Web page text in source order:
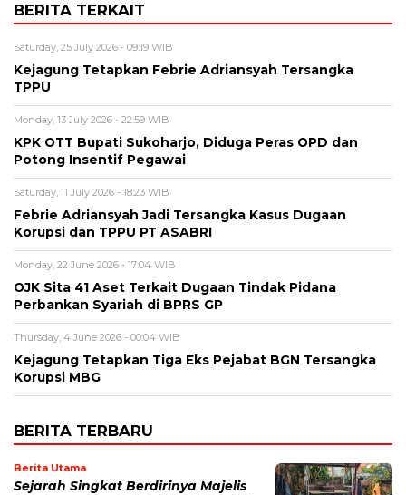
BERITA TERKAIT
Saturday, 25 July 2026 - 09:19 WIB
Kejagung Tetapkan Febrie Adriansyah Tersangka
TPPU
Monday, 13 July 2026 - 22:59 WIB
KPK OTT Bupati Sukoharjo, Diduga Peras OPD dan
Potong Insentif Pegawai
Saturday, 11 July 2026 - 18:23 WIB
Febrie Adriansyah Jadi Tersangka Kasus Dugaan
Korupsi dan TPPU PT ASABRI
Monday, 22 June 2026 - 17:04 WIB
OJK Sita 41 Aset Terkait Dugaan Tindak Pidana
Perbankan Syariah di BPRS GP
Thursday, 4 June 2026 - 00:04 WIB
Kejagung Tetapkan Tiga Eks Pejabat BGN Tersangka
Korupsi MBG
BERITA TERBARU
Berita Utama
Sejarah Singkat Berdirinya Majelis